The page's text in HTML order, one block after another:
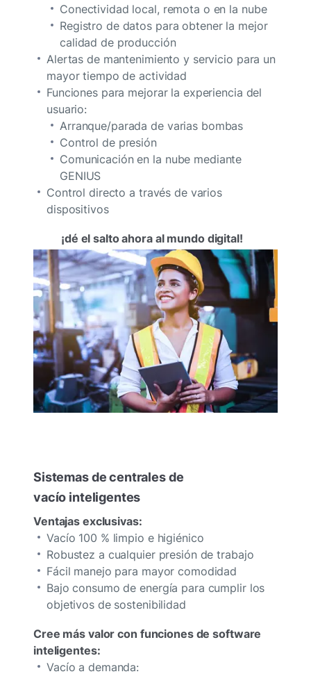
Conectividad local, remota o en la nube
Registro de datos para obtener la mejor
calidad de producción
Alertas de mantenimiento y servicio para un
mayor tiempo de actividad
Funciones para mejorar la experiencia del
usuario:
Arranque/parada de varias bombas
Control de presión
Comunicación en la nube mediante
GENIUS
Control directo a través de varios
dispositivos
¡dé el salto ahora al mundo digital!
Sistemas de centrales de
vacío inteligentes
Ventajas exclusivas:
Vacío 100 % limpio e higiénico
Robustez a cualquier presión de trabajo
Fácil manejo para mayor comodidad
Bajo consumo de energía para cumplir los
objetivos de sostenibilidad
Cree más valor con funciones de software
inteligentes:
Vacío a demanda: